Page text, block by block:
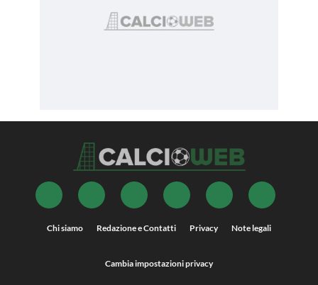
Chi siamo Redazione e Contatti Privacy Note legali
Cambia impostazioni privacy